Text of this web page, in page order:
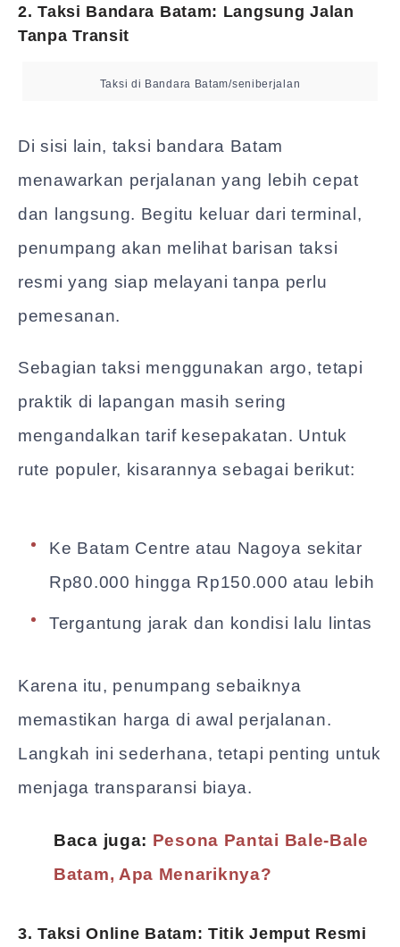
2. Taksi Bandara Batam: Langsung Jalan
Tanpa Transit
Taksi di Bandara Batam/seniberjalan
Di sisi lain, taksi bandara Batam
menawarkan perjalanan yang lebih cepat
dan langsung. Begitu keluar dari terminal,
penumpang akan melihat barisan taksi
resmi yang siap melayani tanpa perlu
pemesanan.
Sebagian taksi menggunakan argo, tetapi
praktik di lapangan masih sering
mengandalkan tarif kesepakatan. Untuk
rute populer, kisarannya sebagai berikut:
Ke Batam Centre atau Nagoya sekitar
Rp80.000 hingga Rp150.000 atau lebih
Tergantung jarak dan kondisi lalu lintas
Karena itu, penumpang sebaiknya
memastikan harga di awal perjalanan.
Langkah ini sederhana, tetapi penting untuk
menjaga transparansi biaya.
Baca juga: Pesona Pantai Bale-Bale
Batam, Apa Menariknya?
3. Taksi Online Batam: Titik Jemput Resmi